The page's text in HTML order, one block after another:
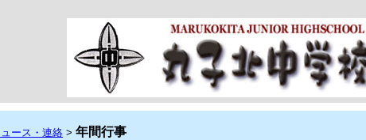
ース・連絡 > 年間行事